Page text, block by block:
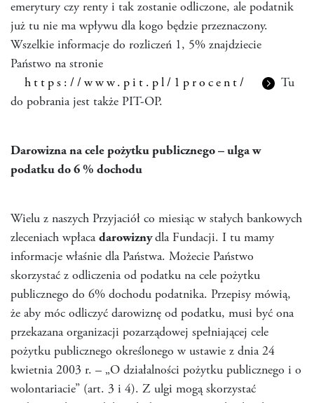
emerytury czy renty i tak zostanie odliczone, ale podatnik
już tu nie ma wpływu dla kogo będzie przeznaczony.
Wszelkie informacje do rozliczeń 1, 5% znajdziecie
Państwo na stronie
https://www.pit.pl/1procent/
Tu
do pobrania jest także PIT-OP.
Darowizna na cele pożytku publicznego – ulga w
podatku do 6 % dochodu
Wielu z naszych Przyjaciół co miesiąc w stałych bankowych
zleceniach wpłaca darowiznydla Fundacji. I tu mamy
informacje właśnie dla Państwa. Możecie Państwo
skorzystać z odliczenia od podatku na cele pożytku
publicznego do 6% dochodu podatnika. Przepisy mówią,
że aby móc odliczyć darowiznę od podatku, musi być ona
przekazana organizacji pozarządowej spełniającej cele
pożytku publicznego określonego w ustawie z dnia 24
kwietnia 2003 r. – „O działalności pożytku publicznego i o
wolontariacie” (art. 3 i 4). Z ulgi mogą skorzystać